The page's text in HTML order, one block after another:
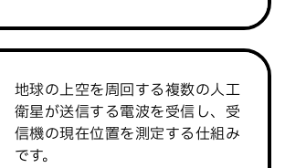
地球の上空を周回する複数の人工
衛星が送信する電波を受信し、受
信機の現在位置を測定する仕組み
です。